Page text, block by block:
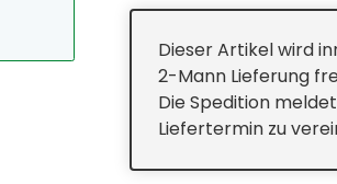
Dieser Artikel wird
2-Mann Lieferung
Die Spedition
Liefertermin zu